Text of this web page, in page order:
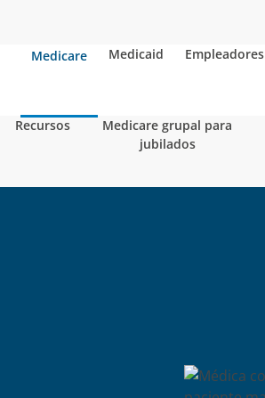
Medicare Medicaid Empleadores
Recursos
Medicare grupal para
jubilados